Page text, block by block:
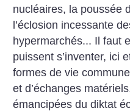
nucléaires, la poussée
l’éclosion incessante
hypermarchés... Il faut
puissent s’inventer, ici
formes de vie
et d’échanges
émancipées du diktat